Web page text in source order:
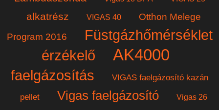
alkatrész VIGAS 40
Otthon Melege
Program 2016
Füstgázhőmérséklet
érzékelő
AK4000
faelgázosítás VIGAS faelgázosító kazán
pellet Vigas faelgázosító Vigas 26